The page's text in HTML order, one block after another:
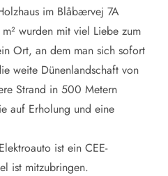
im Blåbærvej 7A
wurden mit viel Liebe zum
Ort, an dem man sich sofort
weite Dünenlandschaft von
Strand in 500 Metern
auf Erholung und eine
ist ein CEE-
ist mitzubringen.